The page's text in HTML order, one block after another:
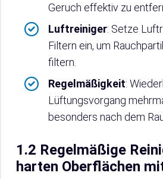
Geruch effektiv zu
Luftreiniger: Setze
Filtern ein, um
filtern.
Regelmäßigkeit:
Lüftungsvorgang
besonders nach dem
1.2 Regelmäßige
harten Oberflächen